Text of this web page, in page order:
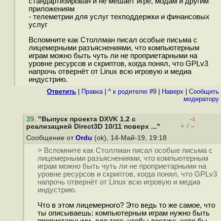
приложениям
- телеметрии для услуг техподдержки и финансовых
услуг
Вспомните как Столлман писал особые письма с
лицемерными разъяснениями, что компьютерным
играм можно быть чуть ли не проприетарными на
уровне ресурсов и скриптов, когда понял, что GPLv3
напрочь отвернёт от Linux всю игровую и медиа
индустрию.
Ответить Правка| ^ к родителю #9 Наверх
Cообщить
модератору
39. "Выпуск проекта DXVK 1.2 с
реализацией Direct3D 10/11 поверх ..."
–1
+ / –
Сообщение от Ordu (ok), 14-Май-19, 19:18
> Вспомните как Столлман писал особые письма с
лицемерными разъяснениями, что компьютерным
играм можно быть чуть ли не проприетарными на
уровне ресурсов и скриптов, когда понял, что GPLv3
напрочь отвернёт от Linux всю игровую и медиа
индустрию.
Что в этом лицемерного? Это ведь то же самое, что
ты описываешь: компьютерным играм нужно быть